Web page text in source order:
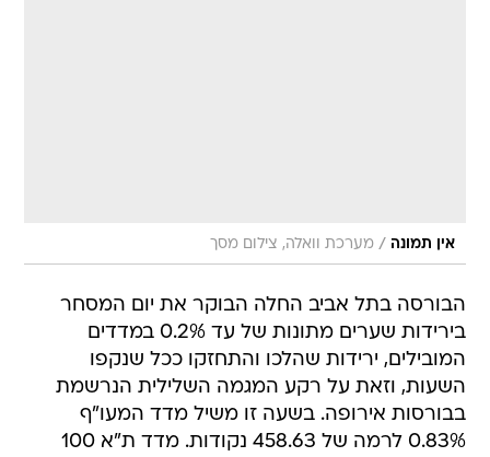
אין תמונה / מערכת וואלה, צילום מסך
הבורסה בתל אביב החלה הבוקר את יום המסחר
בירידות שערים מתונות של עד 0.2% במדדים
המובילים, ירידות שהלכו והתחזקו ככל שנקפו
השעות, וזאת על רקע המגמה השלילית הנרשמת
בבורסות אירופה. בשעה זו משיל מדד המעו"ף
0.83% לרמה של 458.63 נקודות. מדד ת"א 100